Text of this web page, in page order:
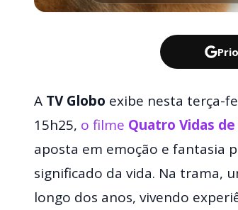
A TV Globo exibe nesta terça-
15h25, o filme Quatro Vidas
aposta em emoção e fantasia
significado da vida. Na trama,
longo dos anos, vivendo